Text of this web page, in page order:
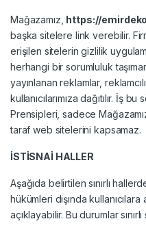
Mağazamız, https://
başka sitelere link verebilir.
erişilen sitelerin gizlilik
herhangi bir sorumluluk
yayınlanan reklamlar,
kullanıcılarımıza dağıtılır. İş
Prensipleri, sadece
taraf web sitelerini kapsamaz.
İSTİSNAİ HALLER
Aşağıda belirtilen sınırlı
hükümleri dışında
açıklayabilir. Bu durumlar